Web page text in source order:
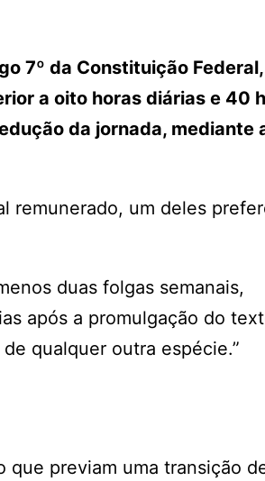
7º da Constituição
a oito horas diárias e 40
da jornada, mediante
remunerado, um deles
duas folgas semanais,
após a promulgação do
qualquer outra espécie.”
previam uma transição